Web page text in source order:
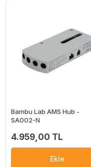
Bambu Lab AMS Hub -
SA002-N
4.959,00 TL
Ekle